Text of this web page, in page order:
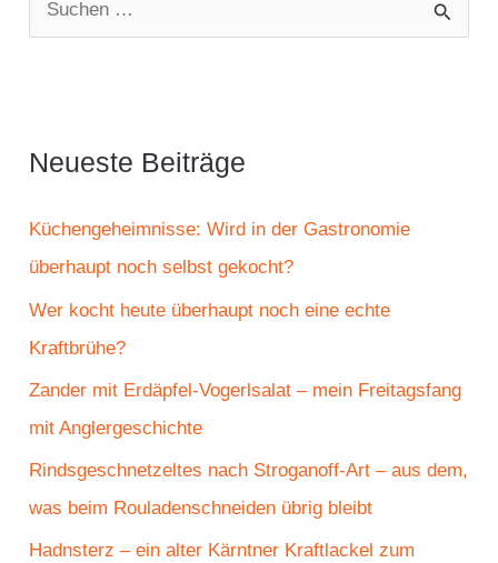
u
e
n
a
c
h
Neueste Beiträge
Küchengeheimnisse: Wird in der Gastronomie
überhaupt noch selbst gekocht?
Wer kocht heute überhaupt noch eine echte
Kraftbrühe?
Zander mit Erdäpfel-Vogerlsalat – mein Freitagsfang
mit Anglergeschichte
Rindsgeschnetzeltes nach Stroganoff-Art – aus dem,
was beim Rouladenschneiden übrig bleibt
Hadnsterz – ein alter Kärntner Kraftlackel zum